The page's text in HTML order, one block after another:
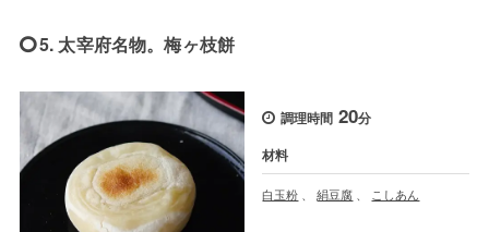
5. 太宰府名物。梅ヶ枝餅
調理時間 20分
材料
白玉粉 、絹豆腐 こしあん